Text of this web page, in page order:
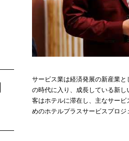
サービス業は経済発展の新産業
の時代に入り、成長している新
客はホテルに滞在し、主なサー
めのホテルプラスサービスプロ